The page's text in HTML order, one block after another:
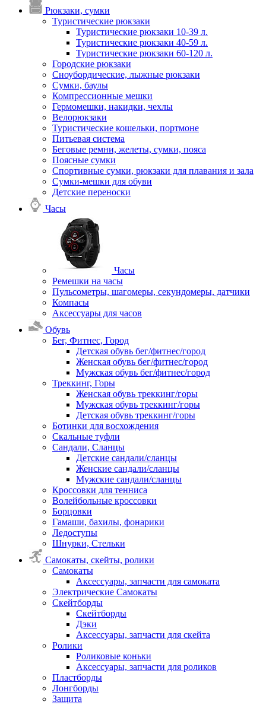
Рюкзаки, сумки
Туристические рюкзаки
Туристические рюкзаки 10-39 л.
Туристические рюкзаки 40-59 л.
Туристические рюкзаки 60-120 л.
Городские рюкзаки
Сноубордические, лыжные рюкзаки
Сумки, баулы
Компрессионные мешки
Гермомешки, накидки, чехлы
Велорюкзаки
Туристические кошельки, портмоне
Питьевая система
Беговые ремни, желеты, сумки, пояса
Поясные сумки
Спортивные сумки, рюкзаки для плавания и зала
Сумки-мешки для обуви
Детские переноски
Часы
Часы
Ремешки на часы
Пульсометры, шагомеры, секундомеры, датчики
Компасы
Аксессуары для часов
Обувь
Бег, Фитнес, Город
Детская обувь бег/фитнес/город
Женская обувь бег/фитнес/город
Мужская обувь бег/фитнес/город
Треккинг, Горы
Женская обувь треккинг/горы
Мужская обувь треккинг/горы
Детская обувь треккинг/горы
Ботинки для восхождения
Скальные туфли
Сандали, Сланцы
Детские сандали/сланцы
Женские сандали/сланцы
Мужские сандали/сланцы
Кроссовки для тенниса
Волейбольные кроссовки
Борцовки
Гамаши, бахилы, фонарики
Ледоступы
Шнурки, Стельки
Самокаты, скейты, ролики
Самокаты
Аксессуары, запчасти для самоката
Электрические Самокаты
Скейтборды
Скейтборды
Дэки
Аксессуары, запчасти для скейта
Ролики
Роликовые коньки
Аксессуары, запчасти для роликов
Пластборды
Лонгборды
Защита